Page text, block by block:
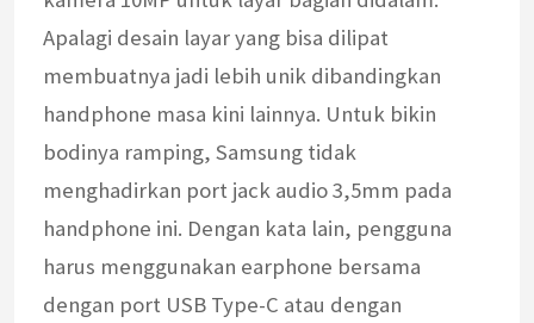
Apalagi desain layar yang bisa dilipat
membuatnya jadi lebih unik dibandingkan
handphone masa kini lainnya. Untuk bikin
bodinya ramping, Samsung tidak
menghadirkan port jack audio 3,5mm pada
handphone ini. Dengan kata lain, pengguna
harus menggunakan earphone bersama
dengan port USB Type-C atau dengan